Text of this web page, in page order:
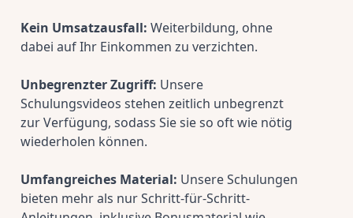
Kein Umsatzausfall: Weiterbildung, ohne
dabei auf Ihr Einkommen zu verzichten.
Unbegrenzter Zugriff: Unsere
Schulungsvideos stehen zeitlich unbegrenzt
zur Verfügung, sodass Sie sie so oft wie nötig
wiederholen können.
Umfangreiches Material: Unsere Schulungen
bieten mehr als nur Schritt-für-Schritt-